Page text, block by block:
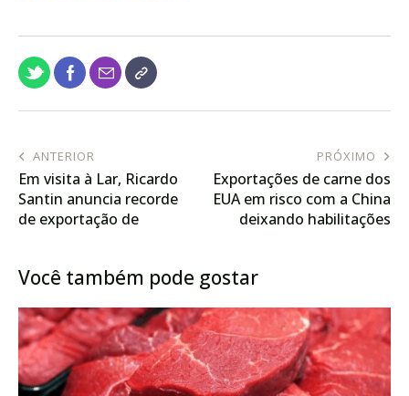
ANTERIOR
Em visita à Lar, Ricardo
Santin anuncia recorde
de exportação de
PRÓXIMO
Exportações de carne dos
EUA em risco com a China
deixando habilitações
Você também pode gostar